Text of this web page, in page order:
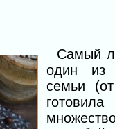
Самый
один из
семьи